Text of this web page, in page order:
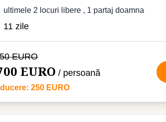
ultimele 2 locuri libere , 1 partaj doamna
11 zile
EURO
EURO / persoană
250 EURO